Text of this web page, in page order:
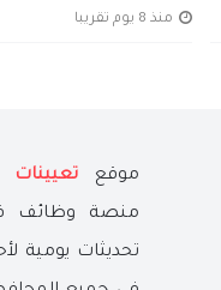
منذ 8 يوم تقريبا
موقع تعيينات
منصة وظائف
تحديثات يومية